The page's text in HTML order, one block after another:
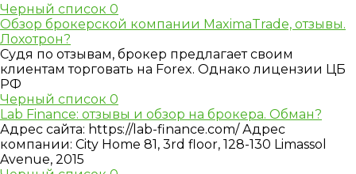
Черный список 0
Обзор брокерской компании MaximaTrade, отзывы.
Лохотрон?
Судя по отзывам, брокер предлагает своим
клиентам торговать на Forex. Однако лицензии ЦБ
РФ
Черный список 0
Lab Finance: отзывы и обзор на брокера. Обман?
Адрес сайта: https://lab-finance.com/ Адрес
компании: City Home 81, 3rd floor, 128-130 Limassol
Avenue, 2015